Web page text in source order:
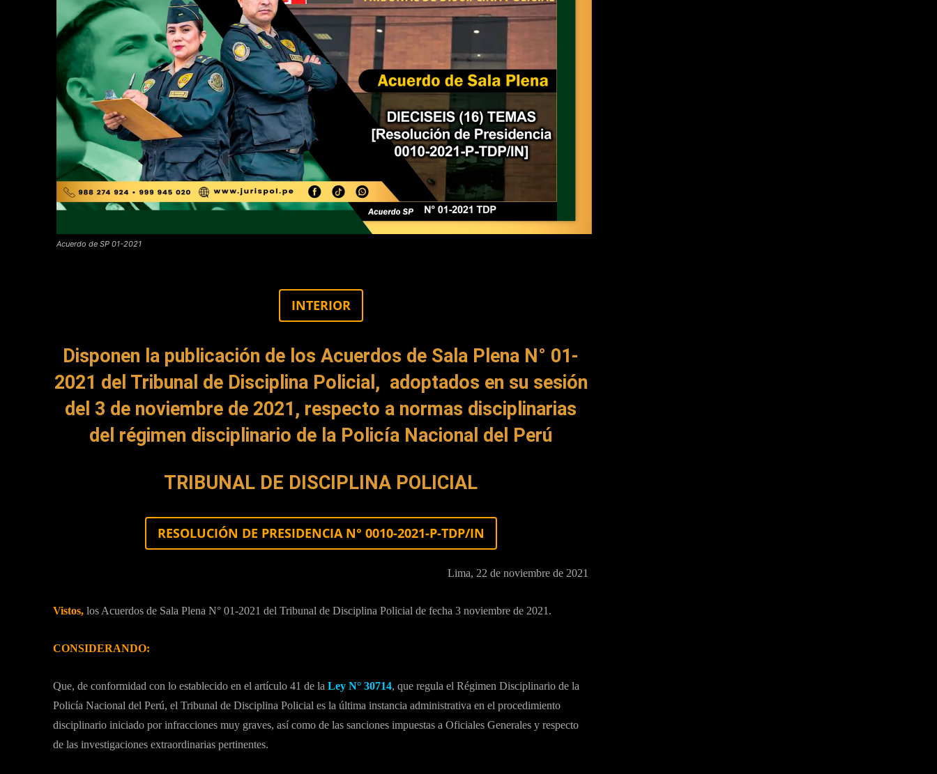
Acuerdo de SP 01-2021
INTERIOR
Disponen la publicación de los Acuerdos de Sala Plena N° 01-
2021 del Tribunal de Disciplina Policial, adoptados en su sesión
del 3 de noviembre de 2021, respecto a normas disciplinarias
del régimen disciplinario de la Policía Nacional del Perú
TRIBUNAL DE DISCIPLINA POLICIAL
RESOLUCIÓN DE PRESIDENCIA N° 0010-2021-P-TDP/IN
Lima, 22 de noviembre de 2021
Vistos, los Acuerdos de Sala Plena N° 01-2021 del Tribunal de Disciplina Policial de fecha 3 noviembre de 2021.
CONSIDERANDO:
Que, de conformidad con lo establecido en el artículo 41 de la Ley N° 30714, que regula el Régimen Disciplinario de la
Policía Nacional del Perú, el Tribunal de Disciplina Policial es la última instancia administrativa en el procedimiento
disciplinario iniciado por infracciones muy graves, así como de las sanciones impuestas a Oficiales Generales y respecto
de las investigaciones extraordinarias pertinentes.